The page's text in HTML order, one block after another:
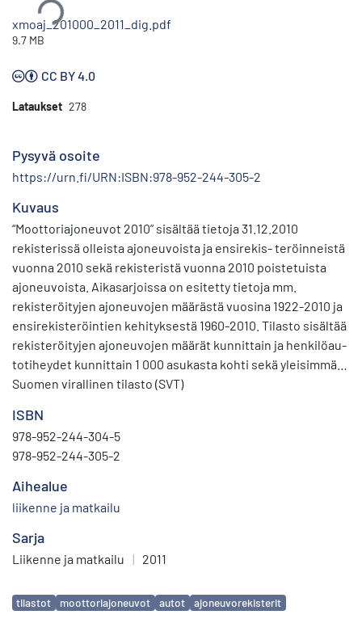
xmoaj_201000_2011_dig.pdf
9.7 MB
CC BY 4.0
Lataukset 278
Pysyvä osoite
https://urn.fi/URN:ISBN:978-952-244-305-2
Kuvaus
“Moottoriajoneuvot 2010” sisältää tietoja 31.12.2010
rekisterissä olleista ajoneuvoista ja ensirekis- teröinneistä
vuonna 2010 sekä rekisteristä vuonna 2010 poistetuista
ajoneuvoista. Aikasarjoissa on esitetty tietoja mm.
rekisteröityjen ajoneuvojen määrästä vuosina 1922-2010 ja
ensirekisteröintien kehityksestä 1960-2010. Tilasto sisältää
rekisteröityjen ajoneuvojen määrät kunnittain ja henkilöau-
totiheydet kunnittain 1 000 asukasta kohti sekä yleisimmät
merkit ja niiden ensirekisteröintimäärät. Tilasto sisältää
kantavuuksista.
Suomen virallinen tilasto (SVT)
ISBN
978-952-244-304-5
978-952-244-305-2
Aihealue
liikenne ja matkailu
Sarja
Liikenne ja matkailu | 2011
Avainsanat
tilastot moottoriajoneuvot autot ajoneuvorekisterit